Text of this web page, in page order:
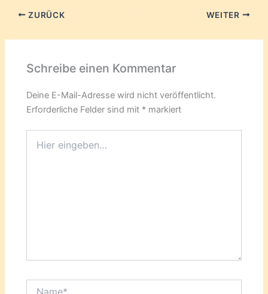
ZURÜCK WEITER
Schreibe einen Kommentar
Deine E-Mail-Adresse wird nicht veröffentlicht.
Erforderliche Felder sind mit * markiert
eingeben…